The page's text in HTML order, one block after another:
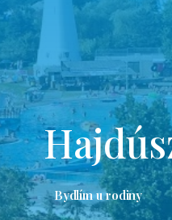
Bydlím u rodiny